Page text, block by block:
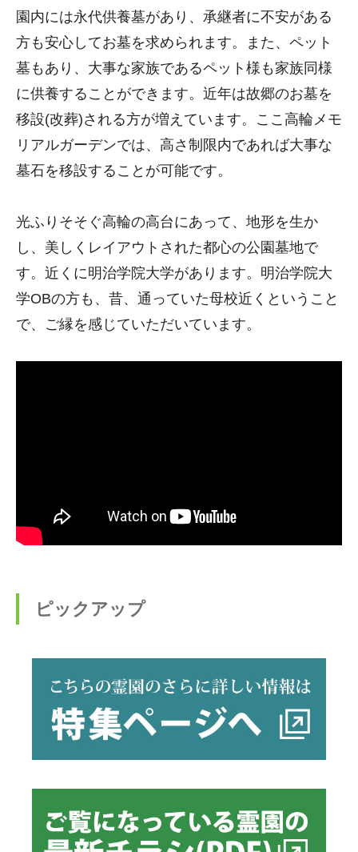
園内には永代供養墓があり、承継者に不安がある
方も安心してお墓を求められます。また、ペット
墓もあり、大事な家族であるペット様も家族同様
に供養することができます。近年は故郷のお墓を
移設(改葬)される方が増えています。ここ高輪メモ
リアルガーデンでは、高さ制限内であれば大事な
墓石を移設することが可能です。
光ふりそそぐ高輪の高台にあって、地形を生か
し、美しくレイアウトされた都心の公園墓地で
す。近くに明治学院大学があります。明治学院大
学OBの方も、昔、通っていた母校近くということ
で、ご縁を感じていただいています。
ピックアップ